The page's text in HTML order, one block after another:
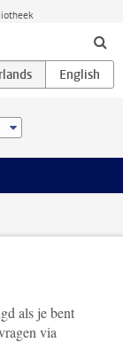
als je bent
via